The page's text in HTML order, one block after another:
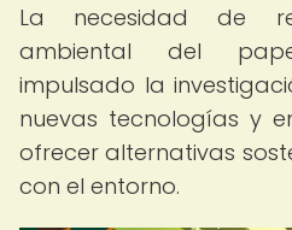
La necesidad de
ambiental del
impulsado la
nuevas tecnologías y
ofrecer alternativas
con el entorno.